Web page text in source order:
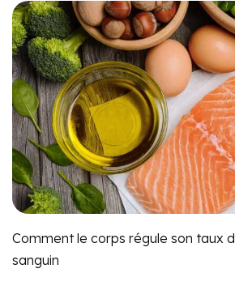
Comment le corps régule son taux
sanguin